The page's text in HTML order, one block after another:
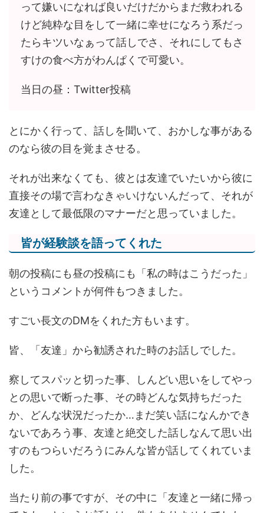
って嫌いになれば良いだけだからまだ救われる
けど純粋な目をして一緒に幸せになろう系だっ
たらキツいなぁって話しでさ、それにしてもさ
すけの食べ方がわんぱくで可愛い。
当日の昼：Twitter投稿
とにかく行って、話しを聞いて、おかしな事がある
のなら彼の目を覚まさせる。
それが出来なくても、彼とは友達でいたいから彼に
直接その場で言わなきゃいけないんだって、それが
友達として最低限のマナーだと思っていました。
皆が経験談を語ってくれた
朝の投稿にも昼の投稿にも「私の時はこうだった」
というコメントが何件もつきました。
すごい長文のDMをくれた方もいます。
皆、「友達」から勧誘された時のお話しでした。
察してスパッと切った事、しんどい思いをしてやっ
との思いで断った事、その時どんな気持ちだった
か、どんな状況だったか…まだ笑い話になんかでき
ないであろう事、友達と絶交した話しなんて思い出
すのもつらいだろうにみんな皆が話してくれていま
した。
当たり前の事ですが、その中に「友達と一緒に帰っ